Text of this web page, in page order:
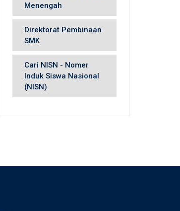
Menengah
Direktorat Pembinaan
SMK
Cari NISN - Nomer
Induk Siswa Nasional
(NISN)